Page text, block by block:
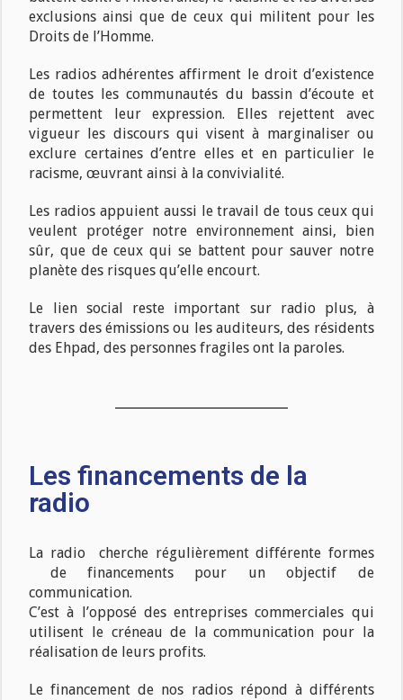
exclusions ainsi que de ceux qui militent pour les
Droits de l’Homme.
Les radios adhérentes affirment le droit d’existence
de toutes les communautés du bassin d’écoute et
permettent leur expression. Elles rejettent avec
vigueur les discours qui visent à marginaliser ou
exclure certaines d’entre elles et en particulier le
racisme, œuvrant ainsi à la convivialité.
Les radios appuient aussi le travail de tous ceux qui
veulent protéger notre environnement ainsi, bien
sûr, que de ceux qui se battent pour sauver notre
planète des risques qu’elle encourt.
Le lien social reste important sur radio plus, à
travers des émissions ou les auditeurs, des résidents
des Ehpad, des personnes fragiles ont la paroles.
Les financements de la
radio
La radio cherche régulièrement différente formes
de financements pour un objectif de
communication.
C’est à l’opposé des entreprises commerciales qui
utilisent le créneau de la communication pour la
réalisation de leurs profits.
Le financement de nos radios répond à différents